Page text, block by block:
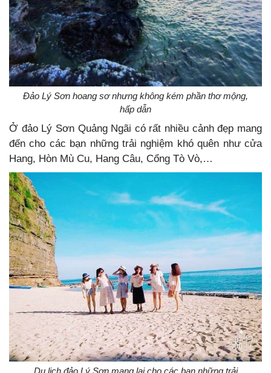
Đảo Lý Sơn hoang sơ nhưng không kém phần thơ mộng,
hấp dẫn
Ở đảo Lý Sơn Quảng Ngãi có rất nhiều cảnh đẹp mang
đến cho các bạn những trải nghiệm khó quên như cửa
Hang, Hòn Mù Cu, Hang Câu, Cổng Tò Vò,…